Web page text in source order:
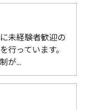
未経験者歓迎の
行っています。
が…